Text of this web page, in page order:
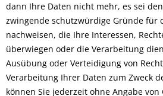
dann Ihre Daten nicht mehr, es sei
zwingende schutzwürdige Gründe für
nachweisen, die Ihre Interessen,
überwiegen oder die Verarbeitung
Ausübung oder Verteidigung von
Verarbeitung Ihrer Daten zum Zweck
können Sie jederzeit ohne Angabe von